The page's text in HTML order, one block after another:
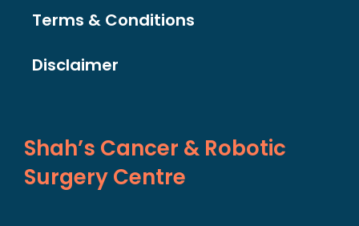
Terms & Conditions
Disclaimer
Shah’s Cancer & Robotic
Surgery Centre